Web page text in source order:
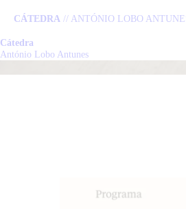
CÁTEDRA // ANTÓNIO LOBO
Cátedra
António Lobo Antunes